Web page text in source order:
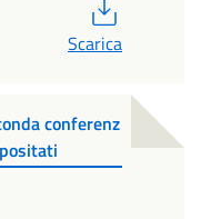
Scarica
conferenz